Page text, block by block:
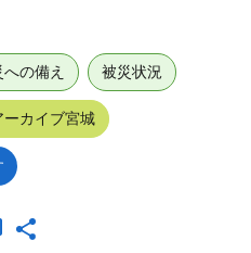
への備え 被災状況
ーカイブ宮城